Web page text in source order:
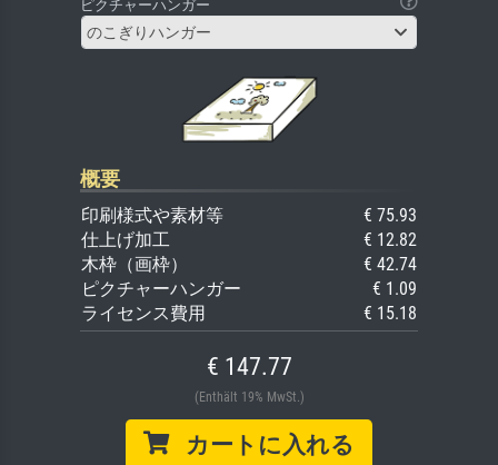
ピクチャーハンガー
のこぎりハンガー
概要
印刷様式や素材等
€ 75.93
仕上げ加工
€ 12.82
木枠（画枠）
€ 42.74
ピクチャーハンガー
€ 1.09
ライセンス費用
€ 15.18
€ 147.77
(Enthält 19% MwSt.)
カートに入れる